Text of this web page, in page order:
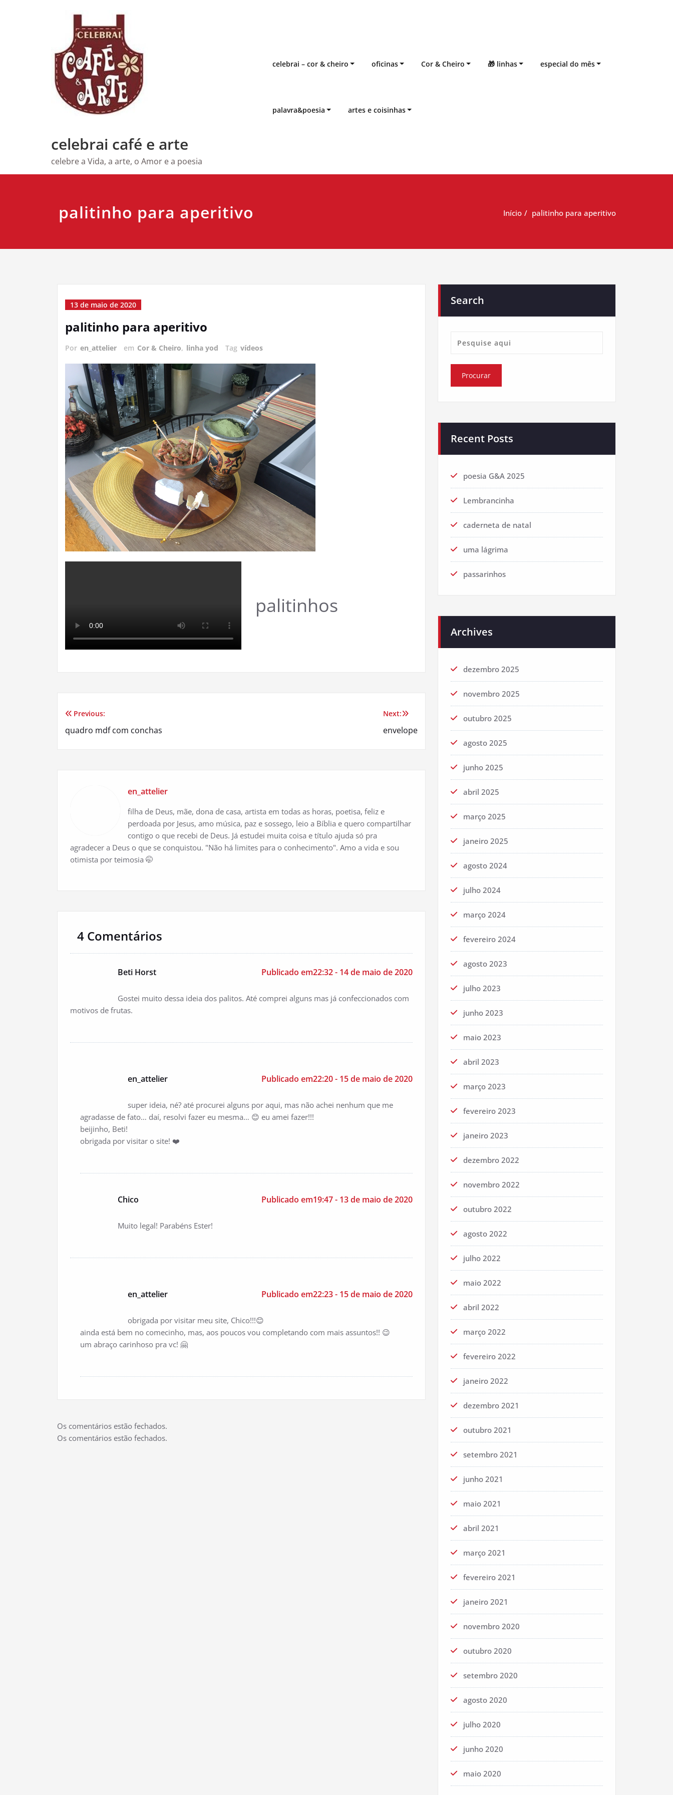
celebrai café e arte
celebre a Vida, a arte, o Amor e a poesia
celebrai – cor & cheiro oficinas Cor & Cheiro 🎁 linhas especial do mês
palavra&poesia artes e coisinhas
palitinho para aperitivo Início palitinho para aperitivo
13 de maio de 2020
palitinho para aperitivo
Por en_attelier em Cor & Cheiro, linha yod Tag vídeos
palitinhos
Navegação
Previous:
quadro mdf com conchas
Next:
envelope
en_attelier
filha de Deus, mãe, dona de casa, artista em todas as horas, poetisa, feliz e
perdoada por Jesus, amo música, paz e sossego, leio a Bíblia e quero compartilhar
contigo o que recebi de Deus. Já estudei muita coisa e título ajuda só pra
agradecer a Deus o que se conquistou. "Não há limites para o conhecimento". Amo a vida e sou
otimista por teimosia 🤭
4 Comentários
Beti Horst Publicado em22:32 - 14 de maio de 2020
Gostei muito dessa ideia dos palitos. Até comprei alguns mas já confeccionados com
motivos de frutas.
en_attelier Publicado em22:20 - 15 de maio de 2020
super ideia, né? até procurei alguns por aqui, mas não achei nenhum que me
agradasse de fato… daí, resolvi fazer eu mesma… 😊 eu amei fazer!!!
beijinho, Beti!
obrigada por visitar o site! ❤️
Chico Publicado em19:47 - 13 de maio de 2020
Muito legal! Parabéns Ester!
en_attelier Publicado em22:23 - 15 de maio de 2020
obrigada por visitar meu site, Chico!!!😊
ainda está bem no comecinho, mas, aos poucos vou completando com mais assuntos!! 😉
um abraço carinhoso pra vc! 🤗
Os comentários estão fechados.
Os comentários estão fechados.
Search
Recent Posts
poesia G&A 2025
Lembrancinha
caderneta de natal
uma lágrima
passarinhos
Archives
dezembro 2025
novembro 2025
outubro 2025
agosto 2025
junho 2025
abril 2025
março 2025
janeiro 2025
agosto 2024
julho 2024
março 2024
fevereiro 2024
agosto 2023
julho 2023
junho 2023
maio 2023
abril 2023
março 2023
fevereiro 2023
janeiro 2023
dezembro 2022
novembro 2022
outubro 2022
agosto 2022
julho 2022
maio 2022
abril 2022
março 2022
fevereiro 2022
janeiro 2022
dezembro 2021
outubro 2021
setembro 2021
junho 2021
maio 2021
abril 2021
março 2021
fevereiro 2021
janeiro 2021
novembro 2020
outubro 2020
setembro 2020
agosto 2020
julho 2020
junho 2020
maio 2020